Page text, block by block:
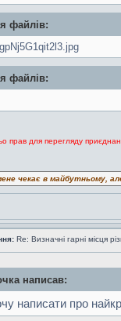
файлів:
файлів:
прав для перегляду
чекає в майбутньому,
Re: Визначні гарні місця
написав:
написати про